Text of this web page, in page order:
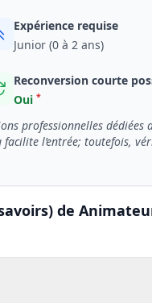
Expérience requise
Junior (0 à 2 ans)
Reconversion courte
Oui *
professionnelles
l’entrée; toutefois,
de